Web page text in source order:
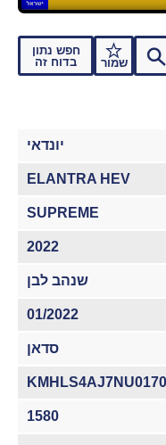
שמור
חפש נתון
בדוח זה
יונדאי
ELANTRA HEV
SUPREME
2022
שנהב לבן
01/2022
סדאן
1580